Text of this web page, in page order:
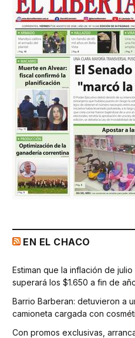
EN EL CHACO
Estiman que la inflación de
superará los $1.650 a fin de
Barrio Barberan: detuvieron a
camioneta cargada con
Con promos exclusivas,